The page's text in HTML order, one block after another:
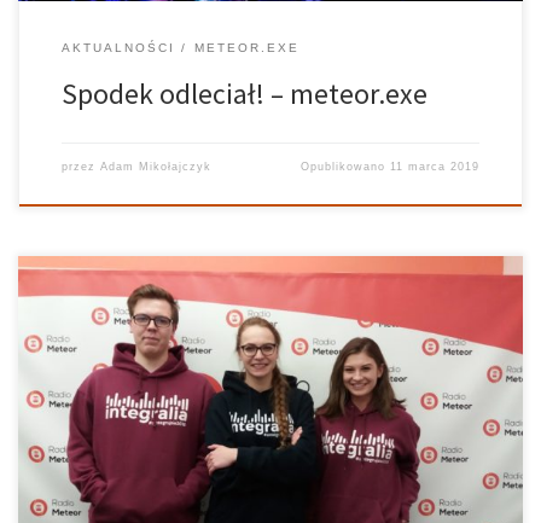
AKTUALNOŚCI METEOR.EXE
Spodek odleciał! – meteor.exe
przez Adam Mikołajczyk Opublikowano 11 marca 2019
Naszymi gośćmi byli współorganizatorzy festiwalu Integralia. Dla
tych, którzy nie słyszeli czym jest ta impreza oczywiście spieszymy
z wyjaśnieniem. Integralia to niepowtarzalny projekt dwóch
uczelni: Uniwersytetu Ekonomicznego i Akademii Wychowania
Fizycznego. Festiwal w szczególności łączy rozgrywki sportowe,
występy dj z stand-up’ami […]